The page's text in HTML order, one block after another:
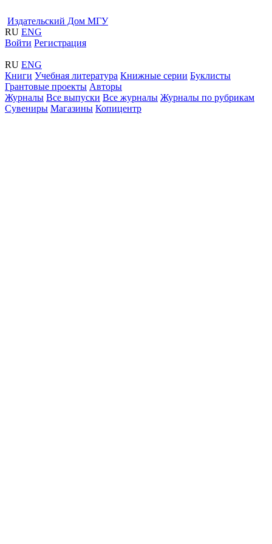
Издательский Дом МГУ
RU ENG
Войти Регистрация
RU ENG
Книги Учебная литература Книжные серии Буклисты
Грантовые проекты Авторы
Журналы Все выпуски Все журналы Журналы по рубрикам
Сувениры Магазины Копицентр